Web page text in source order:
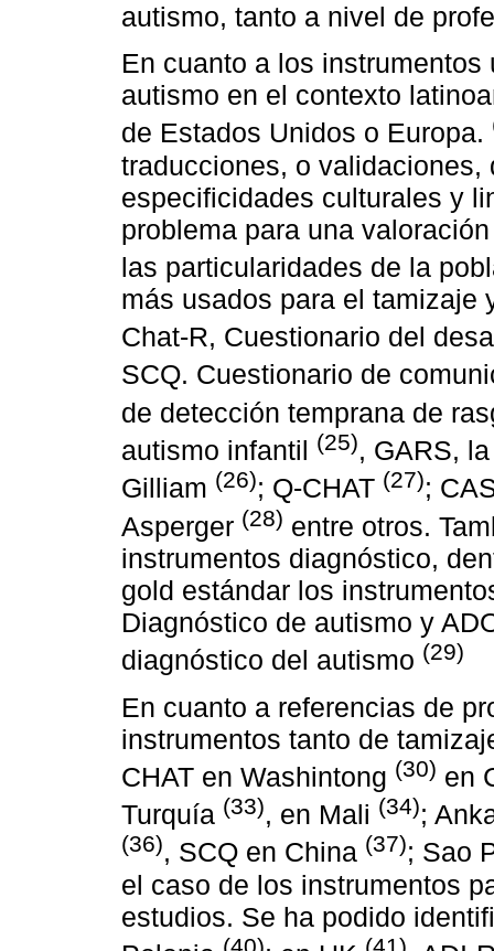
autismo, tanto a nivel de
En cuanto a los
autismo en el contexto
de Estados Unidos o Europa.
traducciones, o
especificidades culturales y
problema para una
las particularidades de la
más usados para el tamizaje
Chat-R, Cuestionario del
SCQ. Cuestionario de
de detección temprana de
autismo infantil (25), GARS,
Gilliam (26); Q-CHAT (27);
Asperger (28) entre otros.
instrumentos diagnóstico,
gold estándar los
Diagnóstico de autismo y
diagnóstico del autismo (29)
En cuanto a referencias de
instrumentos tanto de
CHAT en Washintong (30) en
Turquía (33), en Mali (34);
(36), SCQ en China (37); Sao
el caso de los instrumentos
estudios. Se ha podido
(40) (41)